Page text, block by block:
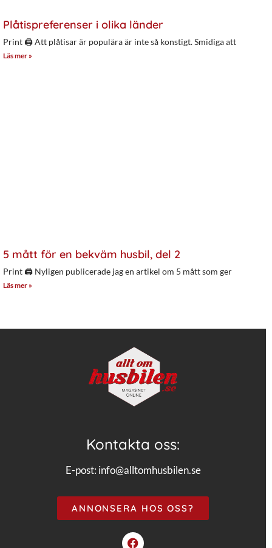
Plåtispreferenser i olika länder
Print 🖨 Att plåtisar är populära är inte så konstigt. Smidiga att
Läs mer »
5 mått för en bekväm husbil, del 2
Print 🖨 Nyligen publicerade jag en artikel om 5 mått som ger
Läs mer »
Kontakta oss:
E-post: info@alltomhusbilen.se
ANNONSERA HOS OSS?